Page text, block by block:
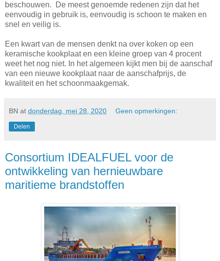
beschouwen. De meest genoemde redenen zijn dat het
eenvoudig in gebruik is, eenvoudig is schoon te maken en
snel en veilig is.
Een kwart van de mensen denkt na over koken op een
keramische kookplaat en een kleine groep van 4 procent
weet het nog niet. In het algemeen kijkt men bij de aanschaf
van een nieuwe kookplaat naar de aanschafprijs, de
kwaliteit en het schoonmaakgemak.
BN at donderdag, mei 28, 2020 Geen opmerkingen:
Delen
Consortium IDEALFUEL voor de
ontwikkeling van hernieuwbare
maritieme brandstoffen